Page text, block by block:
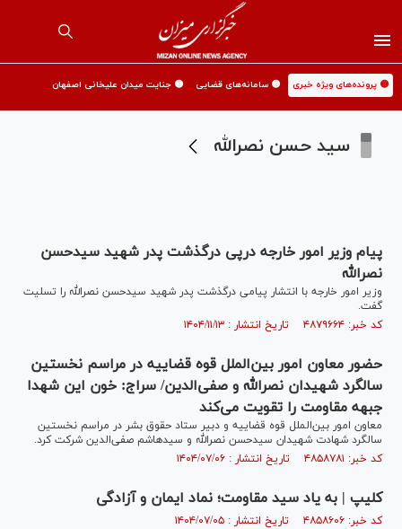
🟡 پرونده‌های ویژه خبری 🟡 سامانه‌های قضایی 🟡 جنایت میدان علیخانی اصفهان
سید حسن نصرالله
پیام وزیر امور خارجه درپی درگذشت پدر شهید سیدحسن
نصرالله
وزیر امور خارجه با انتشار پیامی درگذشت پدر شهید سیدحسن نصرالله را تسلیت
گفت.
کد خبر: ۴۸۷۹۶۶۴ تاریخ انتشار : ۱۴۰۴/۱۱/۱۳
حضور معاون امور بین‌الملل قوه قضاییه در مراسم نخستین
سالگرد شهیدان نصرالله و صفی‌الدین/ سراج: خون این شهدا
جبهه مقاومت را تقویت می‌کند
معاون امور بین‌الملل قوه قضاییه و دبیر ستاد حقوق بشر در مراسم نخستین
سالگرد شهادت شهیدان سیدحسن نصرالله و سیدهاشم صفی‌الدین شرکت کرد.
کد خبر: ۴۸۵۸۷۸۱ تاریخ انتشار : ۱۴۰۴/۰۷/۰۶
کلیپ | به یاد سید مقاومت؛ نماد ایمان و آزادگی
کد خبر: ۴۸۵۸۶۰۶ تاریخ انتشار : ۱۴۰۴/۰۷/۰۵